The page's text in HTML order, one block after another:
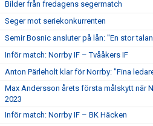
Bilder från fredagens segermatch
Seger mot seriekonkurrenten
Semir Bosnic ansluter på lån: "En stor
Inför match: Norrby IF – Tvååkers IF
Anton Pärleholt klar för Norrby: "Fina
Max Andersson årets första målskytt när
2023
Inför match: Norrby IF – BK Häcken